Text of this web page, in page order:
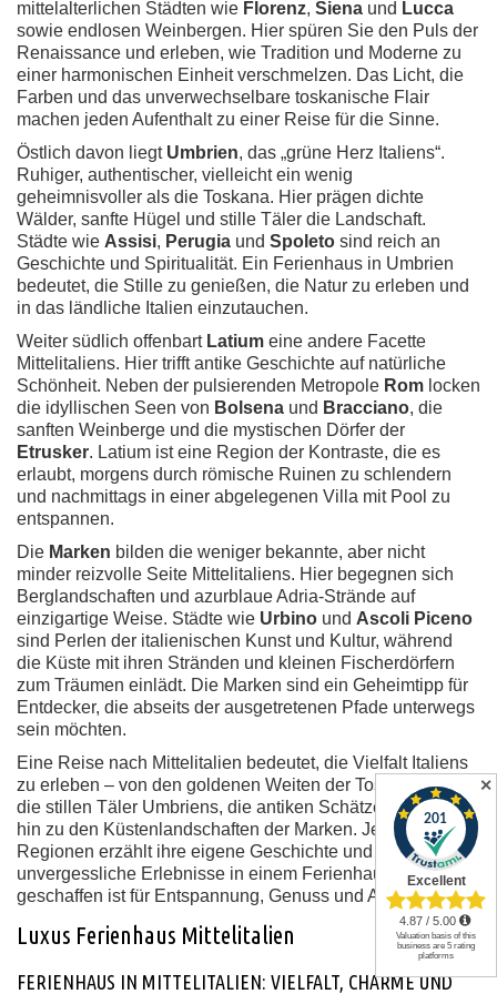
mittelalterlichen Städten wie Florenz, Siena und Lucca
sowie endlosen Weinbergen. Hier spüren Sie den Puls der
Renaissance und erleben, wie Tradition und Moderne zu
einer harmonischen Einheit verschmelzen. Das Licht, die
Farben und das unverwechselbare toskanische Flair
machen jeden Aufenthalt zu einer Reise für die Sinne.
Östlich davon liegt Umbrien, das „grüne Herz Italiens“.
Ruhiger, authentischer, vielleicht ein wenig
geheimnisvoller als die Toskana. Hier prägen dichte
Wälder, sanfte Hügel und stille Täler die Landschaft.
Städte wie Assisi, Perugia und Spoleto sind reich an
Geschichte und Spiritualität. Ein Ferienhaus in Umbrien
bedeutet, die Stille zu genießen, die Natur zu erleben und
in das ländliche Italien einzutauchen.
Weiter südlich offenbart Latium eine andere Facette
Mittelitaliens. Hier trifft antike Geschichte auf natürliche
Schönheit. Neben der pulsierenden Metropole Rom locken
die idyllischen Seen von Bolsena und Bracciano, die
sanften Weinberge und die mystischen Dörfer der
Etrusker. Latium ist eine Region der Kontraste, die es
erlaubt, morgens durch römische Ruinen zu schlendern
und nachmittags in einer abgelegenen Villa mit Pool zu
entspannen.
Die Marken bilden die weniger bekannte, aber nicht
minder reizvolle Seite Mittelitaliens. Hier begegnen sich
Berglandschaften und azurblaue Adria-Strände auf
einzigartige Weise. Städte wie Urbino und Ascoli Piceno
sind Perlen der italienischen Kunst und Kultur, während
die Küste mit ihren Stränden und kleinen Fischerdörfern
zum Träumen einlädt. Die Marken sind ein Geheimtipp für
Entdecker, die abseits der ausgetretenen Pfade unterwegs
sein möchten.
Eine Reise nach Mittelitalien bedeutet, die Vielfalt Italiens
zu erleben – von den goldenen Weiten der Toskana über
die stillen Täler Umbriens, die antiken Schätze Latiums bis
hin zu den Küstenlandschaften der Marken. Jede dieser
Regionen erzählt ihre eigene Geschichte und verspricht
unvergessliche Erlebnisse in einem Ferienhaus, das wie
geschaffen ist für Entspannung, Genuss und Abenteuer.
Luxus Ferienhaus Mittelitalien
FERIENHAUS IN MITTELITALIEN: VIELFALT, CHARME UND
✕